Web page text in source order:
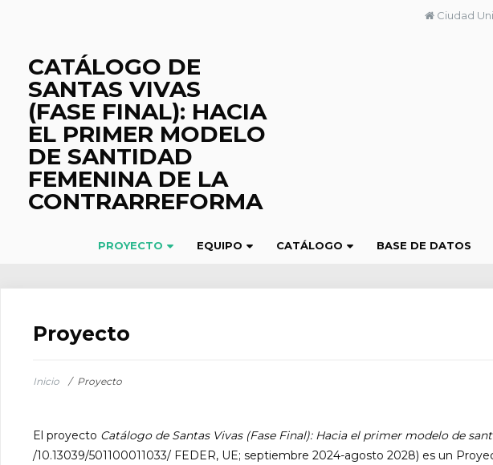
Ciudad
CATÁLOGO DE
SANTAS VIVAS
(FASE FINAL): HACIA
EL PRIMER MODELO
DE SANTIDAD
FEMENINA DE LA
CONTRARREFORMA
PROYECTO EQUIPO CATÁLOGO BASE DE DATOS
Proyecto
Inicio / Proyecto
El proyecto Catálogo de Santas Vivas (Fase Final): Hacia el primer modelo de
/10.13039/501100011033/ FEDER, UE; septiembre 2024-agosto 2028) es un